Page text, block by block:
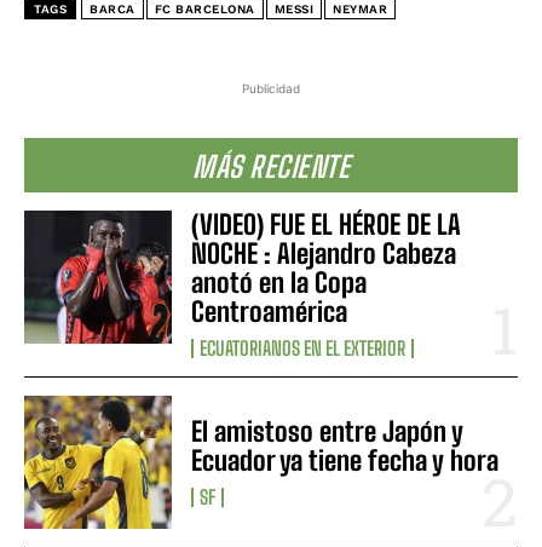
Publicidad
MÁS RECIENTE
(VIDEO) FUE EL HÉROE DE LA
NOCHE : Alejandro Cabeza
anotó en la Copa
Centroamérica
ECUATORIANOS EN EL EXTERIOR
El amistoso entre Japón y
Ecuador ya tiene fecha y hora
SF
TAGS BARCA FC BARCELONA MESSI NEYMAR